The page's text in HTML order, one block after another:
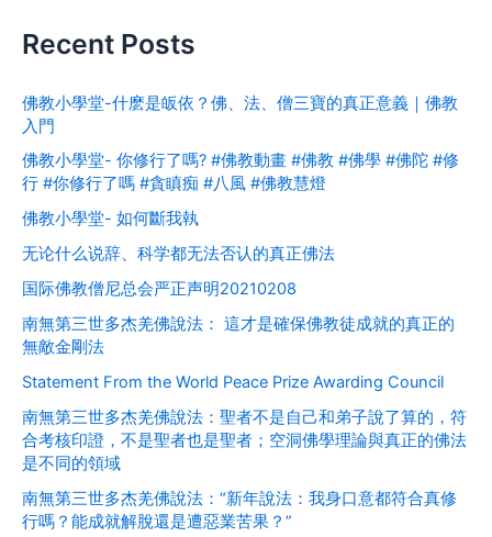
Recent Posts
佛教小學堂-什麽是皈依？佛、法、僧三寶的真正意義｜佛教
入門
佛教小學堂- 你修行了嗎? #佛教動畫 #佛教 #佛學 #佛陀 #修
行 #你修行了嗎 #貪瞋痴 #八風 #佛教慧燈
佛教小學堂- 如何斷我執
无论什么说辞、科学都无法否认的真正佛法
国际佛教僧尼总会严正声明20210208
南無第三世多杰羌佛說法： 這才是確保佛教徒成就的真正的
無敵金剛法
Statement From the World Peace Prize Awarding Council
南無第三世多杰羌佛說法：聖者不是自己和弟子說了算的，符
合考核印證，不是聖者也是聖者；空洞佛學理論與真正的佛法
是不同的領域
南無第三世多杰羌佛說法：“新年說法：我身口意都符合真修
行嗎？能成就解脫還是遭惡業苦果？”